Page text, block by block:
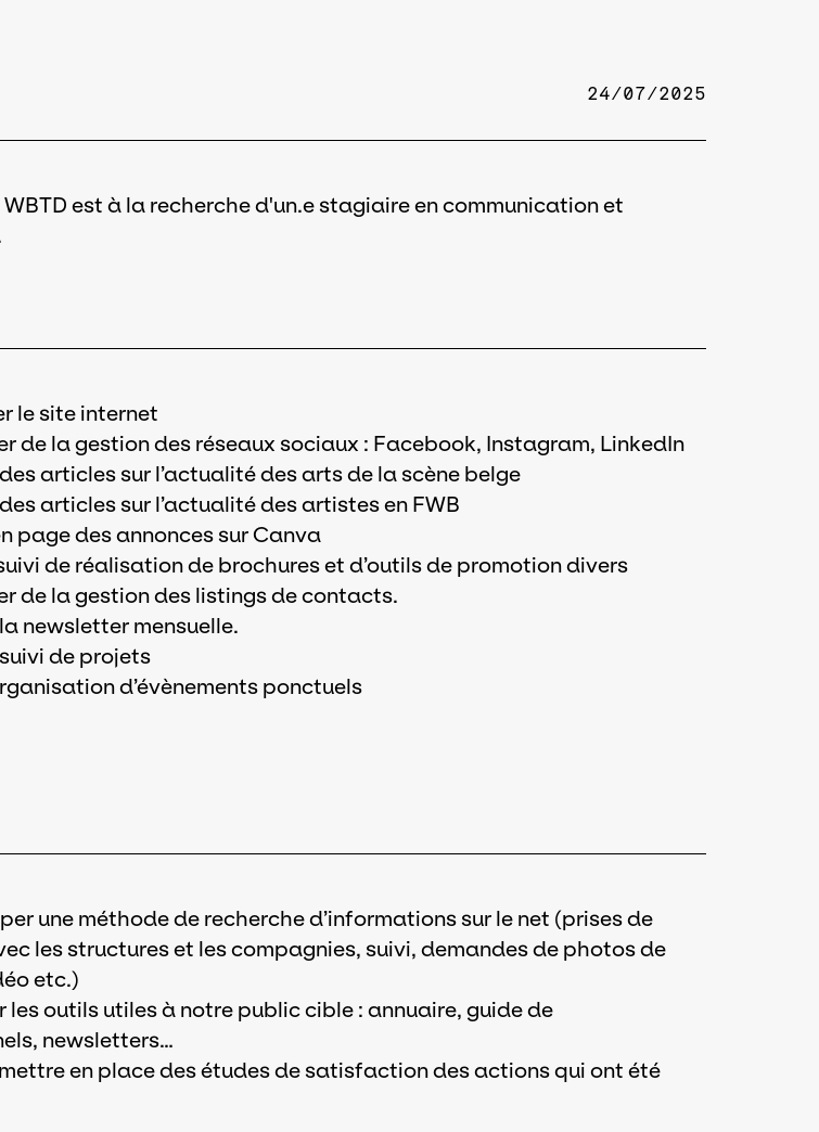
24/07/2025
est à la recherche d'un.e stagiaire en communication et
le site internet
de la gestion des réseaux sociaux : Facebook, Instagram, LinkedIn
articles sur l’actualité des arts de la scène belge
articles sur l’actualité des artistes en FWB
page des annonces sur Canva
de réalisation de brochures et d’outils de promotion divers
de la gestion des listings de contacts.
newsletter mensuelle.
de projets
d’évènements ponctuels
une méthode de recherche d’informations sur le net (prises de
les structures et les compagnies, suivi, demandes de photos de
etc.)
les outils utiles à notre public cible : annuaire, guide de
newsletters…
en place des études de satisfaction des actions qui ont été